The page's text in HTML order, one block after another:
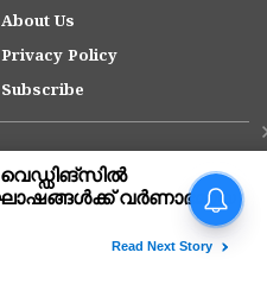
About Us
Privacy Policy
Subscribe